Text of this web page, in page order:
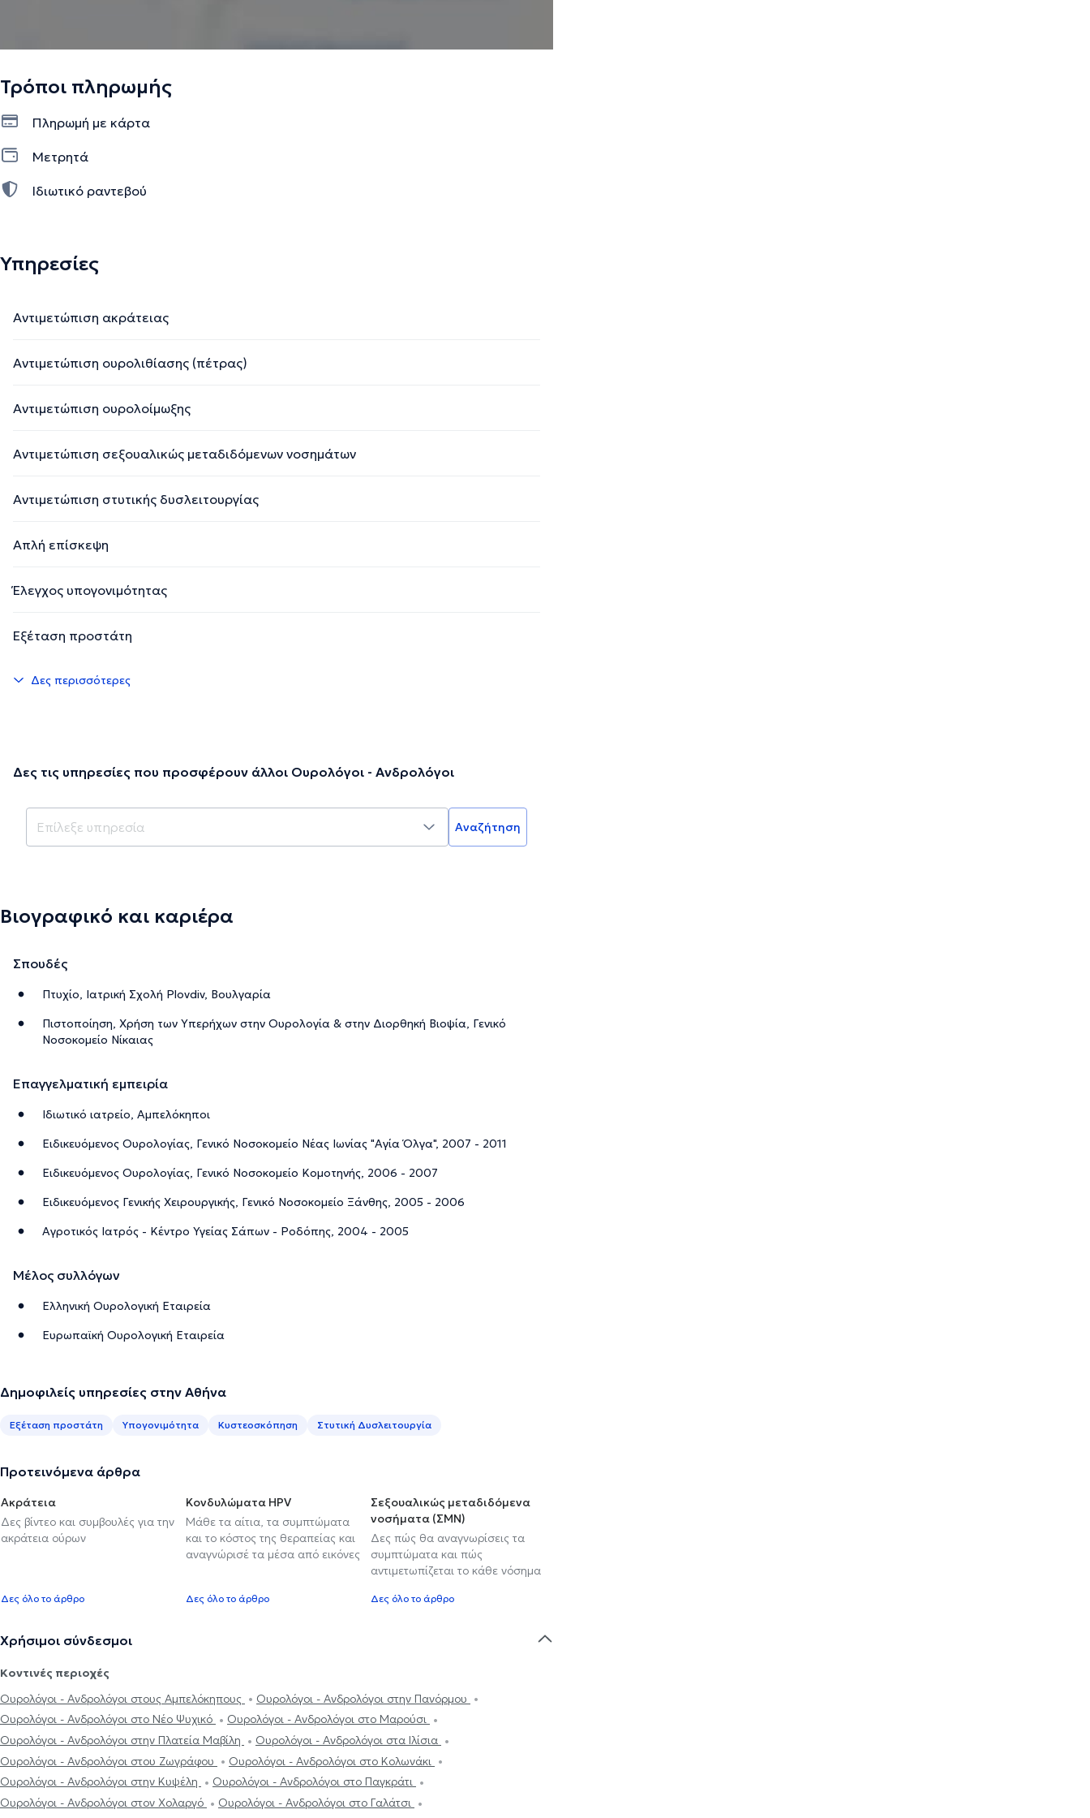
Τρόποι πληρωμής
Πληρωμή με κάρτα
Μετρητά
Ιδιωτικό ραντεβού
Υπηρεσίες
Αντιμετώπιση ακράτειας
Αντιμετώπιση ουρολιθίασης (πέτρας)
Αντιμετώπιση ουρολοίμωξης
Αντιμετώπιση σεξουαλικώς μεταδιδόμενων νοσημάτων
Αντιμετώπιση στυτικής δυσλειτουργίας
Απλή επίσκεψη
Έλεγχος υπογονιμότητας
Εξέταση προστάτη
Δες περισσότερες
Δες τις υπηρεσίες που προσφέρουν άλλοι Ουρολόγοι - Ανδρολόγοι
Αναζήτηση
Βιογραφικό και καριέρα
Σπουδές
Πτυχίο, Ιατρική Σχολή Plovdiv, Βουλγαρία
Πιστοποίηση, Χρήση των Υπερήχων στην Ουρολογία & στην Διορθηκή Βιοψία, Γενικό
Νοσοκομείο Νίκαιας
Επαγγελματική εμπειρία
Ιδιωτικό ιατρείο, Αμπελόκηποι
Ειδικευόμενος Ουρολογίας, Γενικό Νοσοκομείο Νέας Ιωνίας "Αγία Όλγα", 2007 - 2011
Ειδικευόμενος Ουρολογίας, Γενικό Νοσοκομείο Κομοτηνής, 2006 - 2007
Ειδικευόμενος Γενικής Χειρουργικής, Γενικό Νοσοκομείο Ξάνθης, 2005 - 2006
Αγροτικός Ιατρός - Κέντρο Υγείας Σάπων - Ροδόπης, 2004 - 2005
Μέλος συλλόγων
Ελληνική Ουρολογική Εταιρεία
Ευρωπαϊκή Ουρολογική Εταιρεία
Δημοφιλείς υπηρεσίες στην Αθήνα
Εξέταση προστάτη Υπογονιμότητα Κυστεοσκόπηση Στυτική Δυσλειτουργία
Προτεινόμενα άρθρα
Ακράτεια
Δες βίντεο και συμβουλές για την
ακράτεια ούρων
Δες όλο το άρθρο
Κονδυλώματα HPV
Μάθε τα αίτια, τα συμπτώματα
και το κόστος της θεραπείας και
αναγνώρισέ τα μέσα από εικόνες
Δες όλο το άρθρο
Σεξουαλικώς μεταδιδόμενα
νοσήματα (ΣΜΝ)
Δες πώς θα αναγνωρίσεις τα
συμπτώματα και πώς
αντιμετωπίζεται το κάθε νόσημα
Δες όλο το άρθρο
Χρήσιμοι σύνδεσμοι
Κοντινές περιοχές
Ουρολόγοι - Ανδρολόγοι στους Αμπελόκηπους
Ουρολόγοι - Ανδρολόγοι στην Πανόρμου
Ουρολόγοι - Ανδρολόγοι στο Νέο Ψυχικό
Ουρολόγοι - Ανδρολόγοι στο Μαρούσι
Ουρολόγοι - Ανδρολόγοι στην Πλατεία Μαβίλη
Ουρολόγοι - Ανδρολόγοι στα Ιλίσια
Ουρολόγοι - Ανδρολόγοι στου Ζωγράφου
Ουρολόγοι - Ανδρολόγοι στο Κολωνάκι
Ουρολόγοι - Ανδρολόγοι στην Κυψέλη
Ουρολόγοι - Ανδρολόγοι στο Παγκράτι
Ουρολόγοι - Ανδρολόγοι στον Χολαργό
Ουρολόγοι - Ανδρολόγοι στο Γαλάτσι